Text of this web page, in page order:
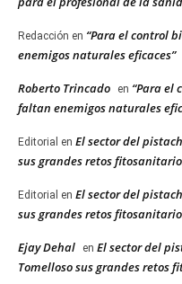
Redacción en “Para el control
enemigos naturales eficaces”
Roberto Trincado en “Para el
faltan enemigos naturales
Editorial en El sector del
sus grandes retos
Editorial en El sector del
sus grandes retos
Ejay Dehal en El sector del
Tomelloso sus grandes retos